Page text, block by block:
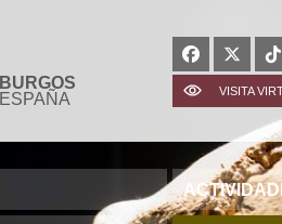
BURGOS
ESPAÑA
VISITA